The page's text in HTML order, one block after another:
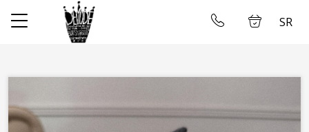
✕
Prodavnica
SR